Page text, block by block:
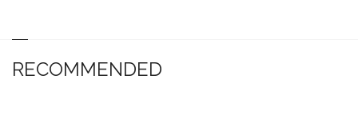
RECOMMENDED